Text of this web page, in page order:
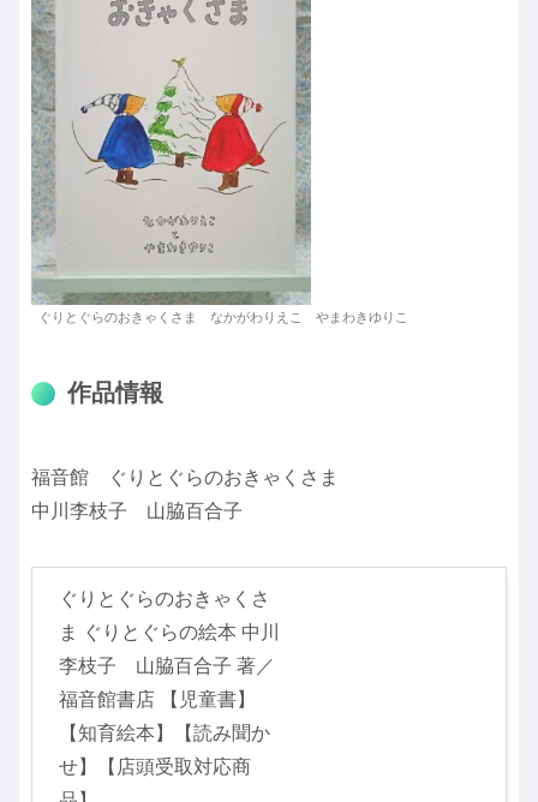
ぐりとぐらのおきゃくさま なかがわりえこ やまわきゆりこ
作品情報
福音館 ぐりとぐらのおきゃくさま
中川李枝子 山脇百合子
ぐりとぐらのおきゃくさ
ま ぐりとぐらの絵本 中川
李枝子 山脇百合子 著／
福音館書店 【児童書】
【知育絵本】【読み聞か
せ】【店頭受取対応商